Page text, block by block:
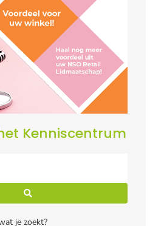
Kenniscentrum
je zoekt?